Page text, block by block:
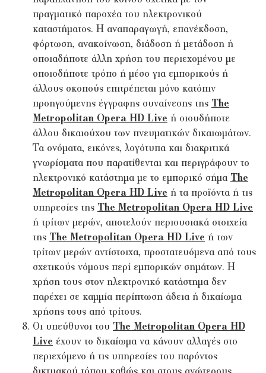
πραγματικό παροχέα του ηλεκτρονικού
καταστήματος. Η αναπαραγωγή, επανέκδοση,
φόρτωση, ανακοίνωση, διάδοση ή μετάδοση ή
οποιαδήποτε άλλη χρήση του περιεχομένου με
οποιοδήποτε τρόπο ή μέσο για εμπορικούς ή
άλλους σκοπούς επιτρέπεται μόνο κατόπιν
προηγούμενης έγγραφης συναίνεσης της The
Metropolitan Opera HD Live ή οιουδήποτε
άλλου δικαιούχου των πνευματικών δικαιωμάτων.
Τα ονόματα, εικόνες, λογότυπα και διακριτικά
γνωρίσματα που παρατίθενται και περιγράφουν το
ηλεκτρονικό κατάστημα με το εμπορικό σήμα The
Metropolitan Opera HD Live ή τα προϊόντα ή τις
υπηρεσίες της The Metropolitan Opera HD Live
ή τρίτων μερών, αποτελούν περιουσιακά στοιχεία
της The Metropolitan Opera HD Live ή των
τρίτων μερών αντίστοιχα, προστατευόμενα από τους
σχετικούς νόμους περί εμπορικών σημάτων. Η
χρήση τους στον ηλεκτρονικό κατάστημα δεν
παρέχει σε καμμία περίπτωση άδεια ή δικαίωμα
χρήσης τους από τρίτους.
Οι υπεύθυνοι του The Metropolitan Opera HD
Live έχουν το δικαίωμα να κάνουν αλλαγές στο
περιεχόμενο ή τις υπηρεσίες του παρόντος